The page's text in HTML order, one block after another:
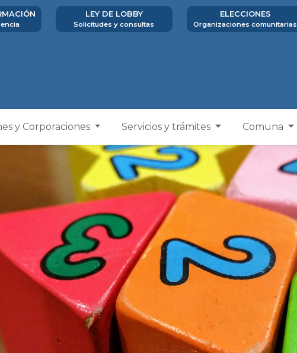
LEY DE LOBBY
Solicitudes y consultas
ELECCIONES
Organizaciones comunitarias
y Corporaciones Servicios y trámites Comuna